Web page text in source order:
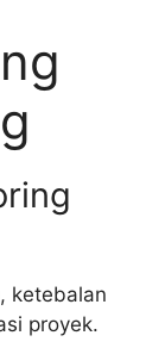
ketebalan
proyek.